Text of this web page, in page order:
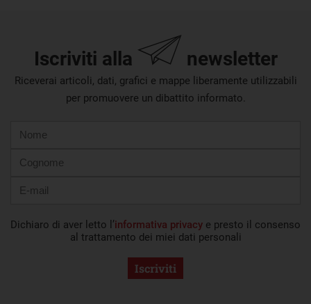
Iscriviti alla newsletter
Riceverai articoli, dati, grafici e mappe liberamente utilizzabili
per promuovere un dibattito informato.
mail
Dichiaro di aver letto l’informativa privacy e presto il consenso
al trattamento dei miei dati personali
Iscriviti